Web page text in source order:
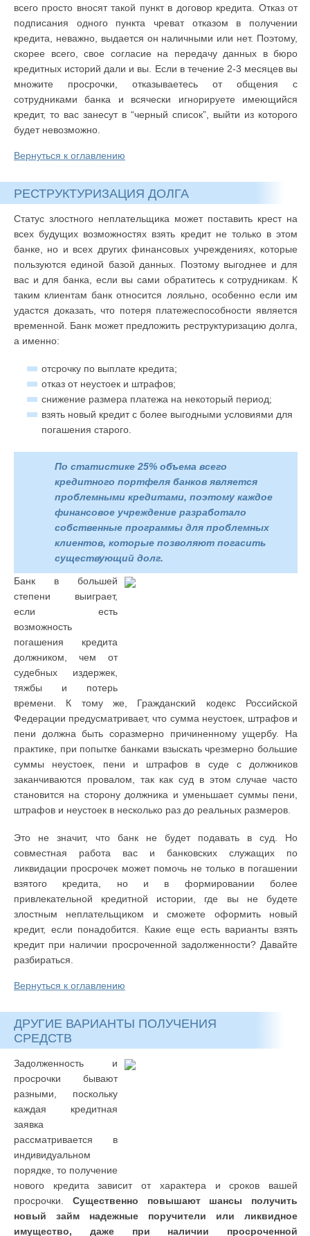
всего просто вносят такой пункт в договор кредита. Отказ от
подписания одного пункта чреват отказом в получении
кредита, неважно, выдается он наличными или нет. Поэтому,
скорее всего, свое согласие на передачу данных в бюро
кредитных историй дали и вы. Если в течение 2-3 месяцев вы
множите просрочки, отказываетесь от общения с
сотрудниками банка и всячески игнорируете имеющийся
кредит, то вас занесут в “черный список”, выйти из которого
будет невозможно.
Вернуться к оглавлению
РЕСТРУКТУРИЗАЦИЯ ДОЛГА
Статус злостного неплательщика может поставить крест на
всех будущих возможностях взять кредит не только в этом
банке, но и всех других финансовых учреждениях, которые
пользуются единой базой данных. Поэтому выгоднее и для
вас и для банка, если вы сами обратитесь к сотрудникам. К
таким клиентам банк относится лояльно, особенно если им
удастся доказать, что потеря платежеспособности является
временной. Банк может предложить реструктуризацию долга,
а именно:
отсрочку по выплате кредита;
отказ от неустоек и штрафов;
снижение размера платежа на некоторый период;
взять новый кредит с более выгодными условиями для
погашения старого.
По статистике 25% объема всего
кредитного портфеля банков является
проблемными кредитами, поэтому каждое
финансовое учреждение разработало
собственные программы для проблемных
клиентов, которые позволяют погасить
существующий долг.
Банк в большей
степени выиграет,
если есть
возможность
погашения кредита
должником, чем от
судебных издержек,
тяжбы и потерь
времени. К тому же, Гражданский кодекс Российской
Федерации предусматривает, что сумма неустоек, штрафов и
пени должна быть соразмерно причиненному ущербу. На
практике, при попытке банками взыскать чрезмерно большие
суммы неустоек, пени и штрафов в суде с должников
заканчиваются провалом, так как суд в этом случае часто
становится на сторону должника и уменьшает суммы пени,
штрафов и неустоек в несколько раз до реальных размеров.
Это не значит, что банк не будет подавать в суд. Но
совместная работа вас и банковских служащих по
ликвидации просрочек может помочь не только в погашении
взятого кредита, но и в формировании более
привлекательной кредитной истории, где вы не будете
злостным неплательщиком и сможете оформить новый
кредит, если понадобится. Какие еще есть варианты взять
кредит при наличии просроченной задолженности? Давайте
разбираться.
Вернуться к оглавлению
ДРУГИЕ ВАРИАНТЫ ПОЛУЧЕНИЯ
СРЕДСТВ
Задолженность и
просрочки бывают
разными, поскольку
каждая кредитная
заявка
рассматривается в
индивидуальном
порядке, то получение
нового кредита зависит от характера и сроков вашей
просрочки. Существенно повышают шансы получить
новый займ надежные поручители или ликвидное
имущество, даже при наличии просроченной